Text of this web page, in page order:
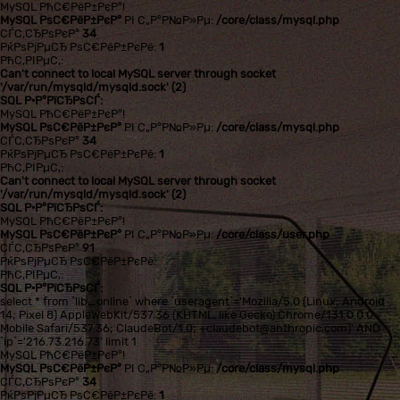
MySQL РћС€РёР±РєР°!
MySQL РѕС€РёР±РєР° РІ С„Р°Р№Р»Рµ: /core/class/mysql.php
СЃС‚СЂРѕРєР° 34
РќРѕРјРµСЂ РѕС€РёР±РєРё: 1
РћС‚РІРµС‚:
Can't connect to local MySQL server through socket
'/var/run/mysqld/mysqld.sock' (2)
SQL Р·Р°РїСЂРѕСЃ:
MySQL РћС€РёР±РєР°!
MySQL РѕС€РёР±РєР° РІ С„Р°Р№Р»Рµ: /core/class/mysql.php
СЃС‚СЂРѕРєР° 34
РќРѕРјРµСЂ РѕС€РёР±РєРё: 1
РћС‚РІРµС‚:
Can't connect to local MySQL server through socket
'/var/run/mysqld/mysqld.sock' (2)
SQL Р·Р°РїСЂРѕСЃ:
MySQL РћС€РёР±РєР°!
MySQL РѕС€РёР±РєР° РІ С„Р°Р№Р»Рµ: /core/class/user.php
СЃС‚СЂРѕРєР° 91
РќРѕРјРµСЂ РѕС€РёР±РєРё:
РћС‚РІРµС‚:
SQL Р·Р°РїСЂРѕСЃ:
select * from `lib_online` where `useragent`='Mozilla/5.0 (Linux; Android
14; Pixel 8) AppleWebKit/537.36 (KHTML, like Gecko) Chrome/131.0.0.0
Mobile Safari/537.36; ClaudeBot/1.0; +claudebot@anthropic.com)' AND
`ip`='216.73.216.73' limit 1
MySQL РћС€РёР±РєР°!
MySQL РѕС€РёР±РєР° РІ С„Р°Р№Р»Рµ:/core/class/mysql.php
СЃС‚СЂРѕРєР°34
РќРѕРјРµСЂ РѕС€РёР±РєРё: 1